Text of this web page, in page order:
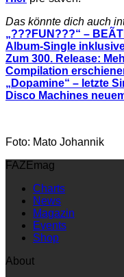
Das könnte dich auch
„???FUN???“ –
Album-Single
Zum 300. Release:
Compilation
„Dopamine“ – letzte
Disco Machines
Foto: Mato Johannik
FAZEmag
Charts
News
Magazin
Events
Shop
About